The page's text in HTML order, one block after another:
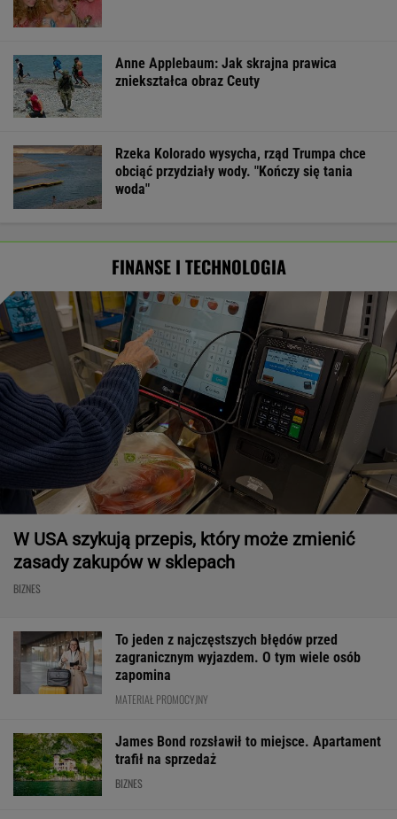
Anne Applebaum: Jak skrajna prawica
zniekształca obraz Ceuty
Rzeka Kolorado wysycha, rząd Trumpa chce
obciąć przydziały wody. "Kończy się tania
woda"
FINANSE I TECHNOLOGIA
W USA szykują przepis, który może zmienić
zasady zakupów w sklepach
BIZNES
To jeden z najczęstszych błędów przed
zagranicznym wyjazdem. O tym wiele osób
zapomina
MATERIAŁ PROMOCYJNY
James Bond rozsławił to miejsce. Apartament
trafił na sprzedaż
BIZNES